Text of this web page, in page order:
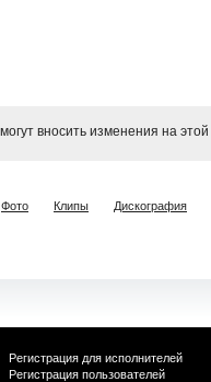
вносить изменения на
Фото Клипы Дискография
Регистрация для исполнителей
Регистрация пользователей